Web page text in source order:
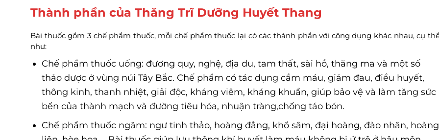
Thành phần của Thăng Trĩ Dưỡng Huyết Thang
Bài thuốc gồm 3 chế phẩm thuốc, mỗi chế phẩm thuốc lại có các thành phần với công dụng khác nhau, cụ
như:
Chế phẩm thuốc uống: đương quy, nghệ, địa du, tam thất, sài hồ, thăng ma và một số
thảo dược ở vùng núi Tây Bắc. Chế phẩm có tác dụng cầm máu, giảm đau, điều huyết,
thông kinh, thanh nhiệt, giải độc, kháng viêm, kháng khuẩn, giúp bảo vệ và làm tăng sức
bền của thành mạch và đường tiêu hóa, nhuận tràng,chống táo bón.
Chế phẩm thuốc ngâm: ngư tinh thảo, hoàng đằng, khổ sâm, đại hoàng, đào nhân, hoàng